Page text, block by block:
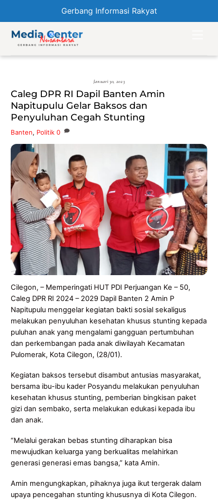
Gerbang Informasi Rakyat
content
Januari 30, 2023
Caleg DPR RI Dapil Banten Amin
Napitupulu Gelar Baksos dan
Penyuluhan Cegah Stunting
Banten, Politik 0
Cilegon, – Memperingati HUT PDI Perjuangan Ke – 50,
Caleg DPR RI 2024 – 2029 Dapil Banten 2 Amin P
Napitupulu menggelar kegiatan bakti sosial sekaligus
melakukan penyuluhan kesehatan khusus stunting kepada
puluhan anak yang mengalami gangguan pertumbuhan
dan perkembangan pada anak diwilayah Kecamatan
Pulomerak, Kota Cilegon, (28/01).
Kegiatan baksos tersebut disambut antusias masyarakat,
bersama ibu-ibu kader Posyandu melakukan penyuluhan
kesehatan khusus stunting, pemberian bingkisan paket
gizi dan sembako, serta melakukan edukasi kepada ibu
dan anak.
“Melalui gerakan bebas stunting diharapkan bisa
mewujudkan keluarga yang berkualitas melahirkan
generasi generasi emas bangsa,” kata Amin.
Amin mengungkapkan, pihaknya juga ikut tergerak dalam
upaya pencegahan stunting khususnya di Kota Cilegon.